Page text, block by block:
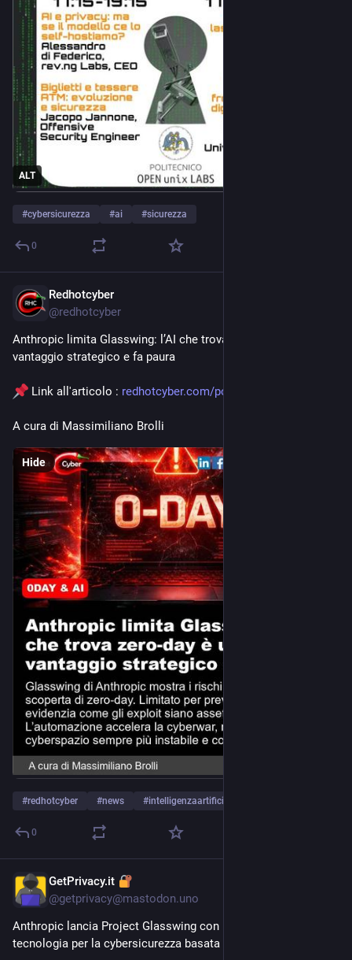
ALT
#cybersicurezza #ai #sicurezza
0
Redhotcyber
@redhotcyber
Anthropic limita Glasswing: l’AI che trova zero-day è un
vantaggio strategico e fa paura
Link all'articolo : redhotcyber.com/post/zeroday-l
A cura di Massimiliano Brolli
Hide
#redhotcyber #news #intelligenzaartificiale
0
GetPrivacy.it
@getprivacy@mastodon.uno
Anthropic lancia Project Glasswing con i giganti della
tecnologia per la cybersicurezza basata sull'IA